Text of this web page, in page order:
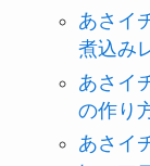
あさイ
煮込み
あさイ
の作り
あさイ